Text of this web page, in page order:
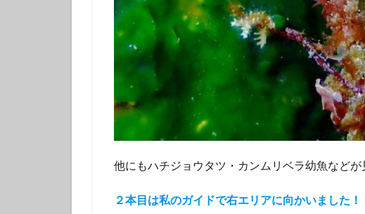
他にもハチジョウタツ・カンムリベラ幼魚などが
２本目は私のガイドで右エリアに向かいました！